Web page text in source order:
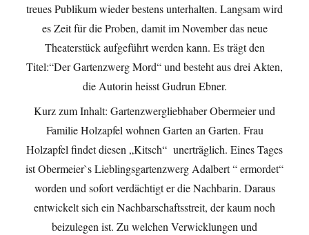
treues Publikum wieder bestens unterhalten. Langsam wird
es Zeit für die Proben, damit im November das neue
Theaterstück aufgeführt werden kann. Es trägt den
Titel:“Der Gartenzwerg Mord“ und besteht aus drei Akten,
die Autorin heisst Gudrun Ebner.
Kurz zum Inhalt: Gartenzwergliebhaber Obermeier und
Familie Holzapfel wohnen Garten an Garten. Frau
Holzapfel findet diesen „Kitsch“ unerträglich. Eines Tages
ist Obermeier`s Lieblingsgartenzwerg Adalbert “ ermordet“
worden und sofort verdächtigt er die Nachbarin. Daraus
entwickelt sich ein Nachbarschaftsstreit, der kaum noch
beizulegen ist. Zu welchen Verwicklungen und